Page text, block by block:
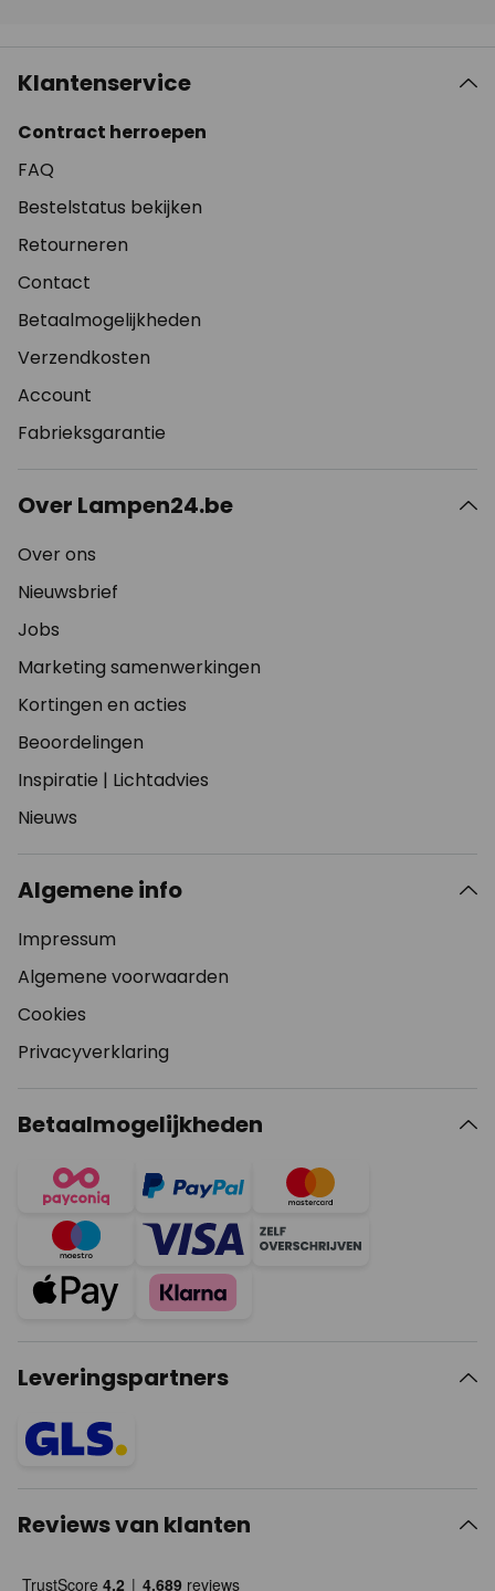
Klantenservice
Contract herroepen
FAQ
Bestelstatus bekijken
Retourneren
Contact
Betaalmogelijkheden
Verzendkosten
Account
Fabrieksgarantie
Over Lampen24.be
Over ons
Nieuwsbrief
Jobs
Marketing samenwerkingen
Kortingen en acties
Beoordelingen
Inspiratie | Lichtadvies
Nieuws
Algemene info
Impressum
Algemene voorwaarden
Cookies
Privacyverklaring
Betaalmogelijkheden
Leveringspartners
Reviews van klanten